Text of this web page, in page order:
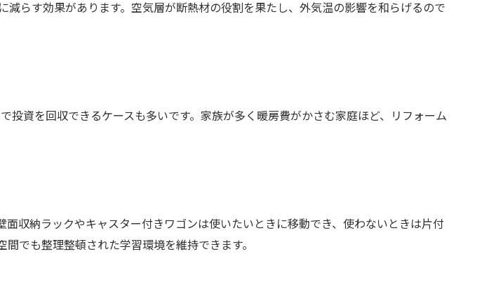
らす効果があります。空気層が断熱材の役割を果たし、外気温の影響を和らげるので
資を回収できるケースも多いです。家族が多く暖房費がかさむ家庭ほど、リフォーム
収納ラックやキャスター付きワゴンは使いたいときに移動でき、使わないときは片付
でも整理整頓された学習環境を維持できます。